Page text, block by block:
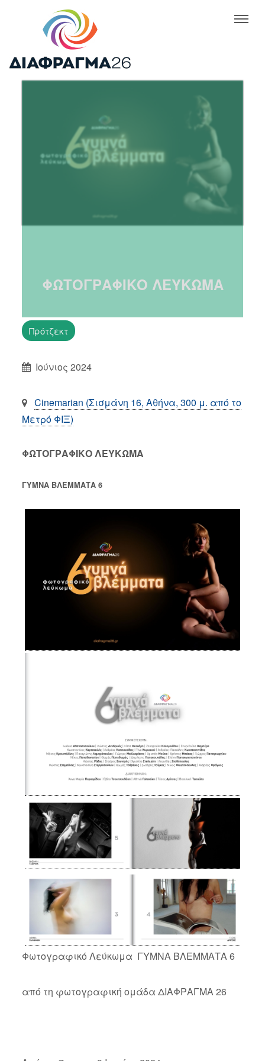
ΦΩΤΟΓΡΑΦΙΚΟ ΛΕΥΚΩΜΑ
Πρότζεκτ
Ιούνιος 2024
Cinemarian (Σισμάνη 16, Αθήνα, 300 μ. από το
Μετρό ΦΙΞ)
ΦΩΤΟΓΡΑΦΙΚΟ ΛΕΥΚΩΜΑ
ΓΥΜΝΑ ΒΛΕΜΜΑΤΑ 6
Φωτογραφικό Λεύκωμα ΓΥΜΝΑ ΒΛΕΜΜΑΤΑ 6
από τη φωτογραφική ομάδα ΔΙΑΦΡΑΓΜΑ 26